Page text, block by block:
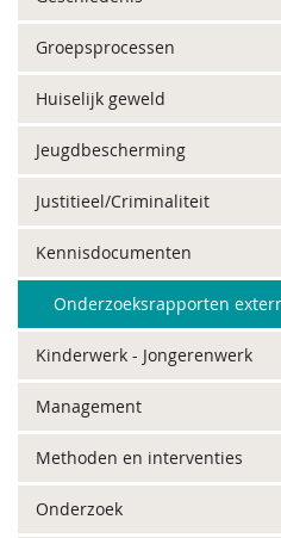
Groepsprocessen
Huiselijk geweld
Jeugdbescherming
Justitieel/Criminaliteit
Kennisdocumenten
Onderzoeksrapporten
Kinderwerk - Jongerenwerk
Management
Methoden en interventies
Onderzoek